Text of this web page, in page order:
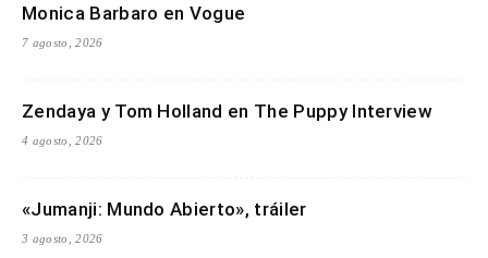
Monica Barbaro en Vogue
7 agosto, 2026
Zendaya y Tom Holland en The Puppy Interview
4 agosto, 2026
«Jumanji: Mundo Abierto», tráiler
3 agosto, 2026